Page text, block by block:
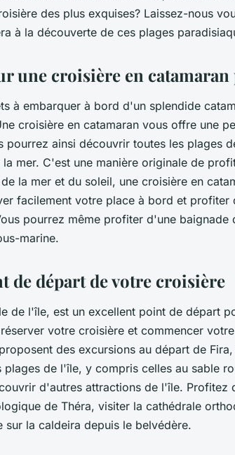
des plus exquises? Laissez-nous
à la découverte de ces plages
une croisière en
à embarquer à bord d'un splendide
croisière en catamaran vous offre une
pourrez ainsi découvrir toutes les plages
mer. C'est une manière originale de
la mer et du soleil, une croisière en
facilement votre place à bord et profiter
pourrez même profiter d'une baignade
marine.
de départ de votre croisière
de l'île, est un excellent point de départ
votre croisière et commencer
des excursions au départ de
plages de l'île, y compris celles au sable
d'autres attractions de l'île. Profitez
de Théra, visiter la cathédrale
sur la caldeira depuis le belvédère.